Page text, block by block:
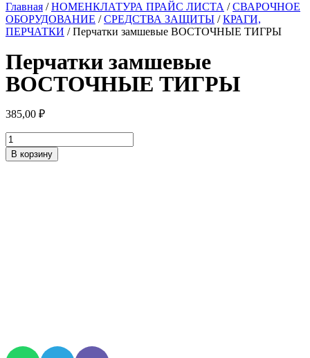
Главная /НОМЕНКЛАТУРА ПРАЙС ЛИСТА /СВАРОЧНОЕ
ОБОРУДОВАНИЕ /СРЕДСТВА ЗАЩИТЫ /КРАГИ,
ПЕРЧАТКИ / Перчатки замшевые ВОСТОЧНЫЕ ТИГРЫ
Перчатки замшевые
ВОСТОЧНЫЕ ТИГРЫ
385,00 ₽
Количество
товара
Перчатки
В корзину